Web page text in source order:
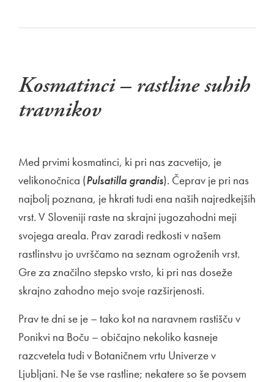
Kosmatinci – rastline suhih
travnikov
Med prvimi kosmatinci, ki pri nas zacvetijo, je
velikonočnica (Pulsatilla grandis). Čeprav je pri nas
najbolj poznana, je hkrati tudi ena naših najredkejših
vrst. V Sloveniji raste na skrajni jugozahodni meji
svojega areala. Prav zaradi redkosti v našem
rastlinstvu jo uvrščamo na seznam ogroženih vrst.
Gre za značilno stepsko vrsto, ki pri nas doseže
skrajno zahodno mejo svoje razširjenosti.
Prav te dni se je – tako kot na naravnem rastišču v
Ponikvi na Boču – običajno nekoliko kasneje
razcvetela tudi v Botaničnem vrtu Univerze v
Ljubljani. Ne še vse rastline; nekatere so še povsem